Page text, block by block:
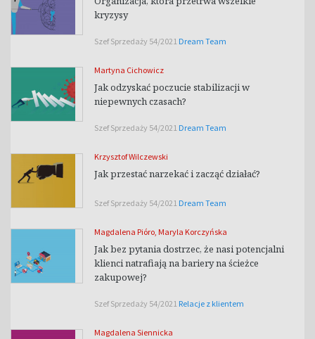
kryzysy
Szef Sprzedaży 54/2021 Dream Team
Martyna Cichowicz
Jak odzyskać poczucie stabilizacji w
niepewnych czasach?
Szef Sprzedaży 54/2021 Dream Team
Krzysztof Wilczewski
Jak przestać narzekać i zacząć działać?
Szef Sprzedaży 54/2021 Dream Team
Magdalena Pióro, Maryla Korczyńska
Jak bez pytania dostrzec, że nasi potencjalni
klienci natrafiają na bariery na ścieżce
zakupowej?
Szef Sprzedaży 54/2021 Relacje z klientem
Magdalena Siennicka